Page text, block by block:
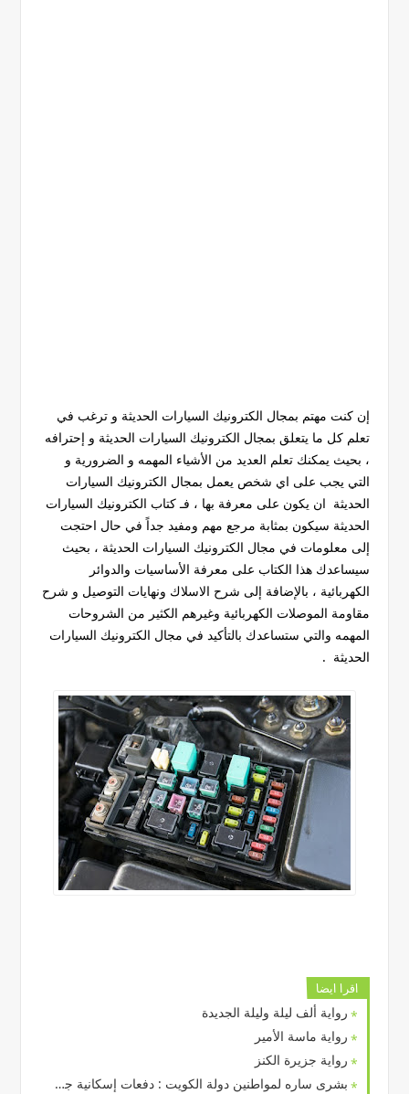
إن كنت مهتم بمجال الكترونيك السيارات الحديثة و ترغب في
تعلم كل ما يتعلق بمجال الكترونيك السيارات الحديثة و إحترافه
، بحيث يمكنك تعلم العديد من الأشياء المهمه و الضرورية و
التي يجب على اي شخص يعمل بمجال الكترونيك السيارات
الحديثة ان يكون على معرفة بها ، فـ كتاب الكترونيك السيارات
الحديثة سيكون بمثابة مرجع مهم ومفيد جداً في حال احتجت
إلى معلومات في مجال الكترونيك السيارات الحديثة ، بحيث
سيساعدك هذا الكتاب على معرفة الأساسيات والدوائر
الكهربائية ، بالإضافة إلى شرح الاسلاك ونهايات التوصيل و شرح
مقاومة الموصلات الكهربائية وغيرهم الكثير من الشروحات
المهمه والتي ستساعدك بالتأكيد في مجال الكترونيك السيارات
الحديثة .
اقرا ايضا
رواية ألف ليلة وليلة الجديدة
رواية ماسة الأمير
رواية جزيرة الكنز
بشرى ساره لمواطنين دولة الكويت : دفعات إسكانية جديدة